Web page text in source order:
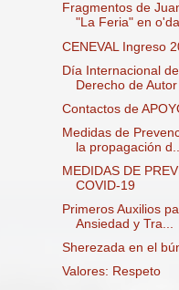
Fragmentos de
"La Feria" en
CENEVAL Ingreso
Día Internacional
Derecho de Autor
Contactos de
Medidas de
la propagación d...
MEDIDAS DE
COVID-19
Primeros Auxilios
Ansiedad y Tra...
Sherezada en el
Valores: Respeto